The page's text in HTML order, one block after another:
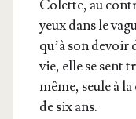
Colette, au
yeux dans le
qu’à son devoir
vie, elle se sent
même, seule à
de six ans.